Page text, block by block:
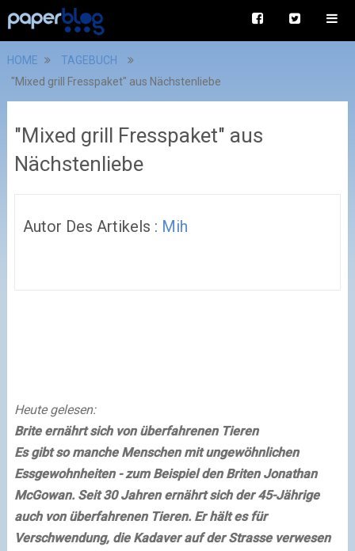
HOME
TAGEBUCH
"Mixed grill Fresspaket" aus Nächstenliebe
"Mixed grill Fresspaket" aus
Nächstenliebe
Autor Des Artikels : Mih
Heute gelesen:
Brite ernährt sich von überfahrenen Tieren
Es gibt so manche Menschen mit ungewöhnlichen
Essgewohnheiten - zum Beispiel den Briten Jonathan
McGowan. Seit 30 Jahren ernährt sich der 45-Jährige
auch von überfahrenen Tieren. Er hält es für
Verschwendung, die Kadaver auf der Strasse verwesen